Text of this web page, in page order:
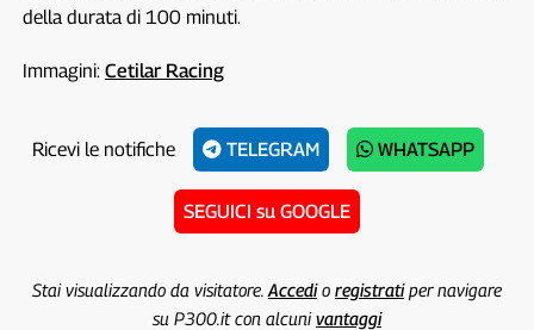
della durata di 100 minuti.
Immagini: Cetilar Racing
Ricevi le notifiche TELEGRAM WHATSAPP
SEGUICI su GOOGLE
Stai visualizzando da visitatore. Accedio registratiper navigare
su P300.it con alcunivantaggi